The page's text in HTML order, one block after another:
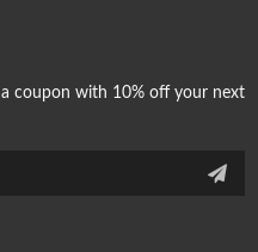
coupon with 10% off your next